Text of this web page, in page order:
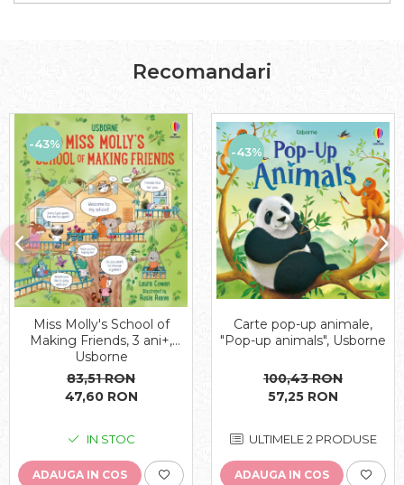
Recomandari
-43%
Miss Molly's School of
Making Friends, 3 ani+,
Usborne
83,51 RON
47,60 RON
IN STOC
ADAUGA IN COS
-43%
Carte pop-up animale,
"Pop-up animals", Usborne
100,43 RON
57,25 RON
ULTIMELE 2 PRODUSE
ADAUGA IN COS